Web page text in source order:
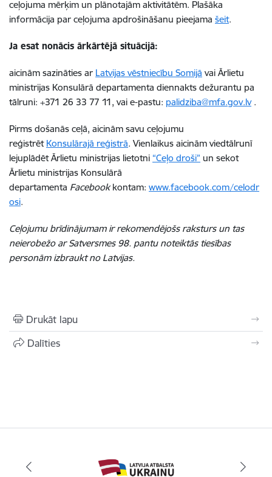
ceļojuma mērķim un plānotajām aktivitātēm. Plašāka
informācija par ceļojuma apdrošināšanu pieejama šeit.
Ja esat nonācis ārkārtējā situācijā:
aicinām sazināties ar Latvijas vēstniecību Somijā vai Ārlietu
ministrijas Konsulārā departamenta diennakts dežurantu pa
tālruni: +371 26 33 77 11, vai e-pastu: palidziba@mfa.gov.lv.
Pirms došanās ceļā, aicinām savu ceļojumu
reģistrēt Konsulārajā reģistrā. Vienlaikus aicinām viedtālrunī
lejuplādēt Ārlietu ministrijas lietotni “Ceļo droši” un sekot
Ārlietu ministrijas Konsulārā
departamenta Facebookkontam: www.facebook.com/celodr
osi.
Ceļojumu brīdinājumam ir rekomendējošs raksturs un tas
neierobežo ar Satversmes 98. pantu noteiktās tiesības
personām izbraukt no Latvijas.
Drukāt lapu
Dalīties